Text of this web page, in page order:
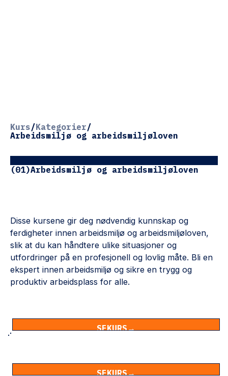
Kurs/Kategorier/
Arbeidsmiljø og arbeidsmiljøloven
(01)Arbeidsmiljø og arbeidsmiljøloven
Disse kursene gir deg nødvendig kunnskap og
ferdigheter innen arbeidsmiljø og arbeidsmiljøloven,
slik at du kan håndtere ulike situasjoner og
utfordringer på en profesjonell og lovlig måte. Bli en
ekspert innen arbeidsmiljø og sikre en trygg og
produktiv arbeidsplass for alle.
Ansettelse ABC
KURS
SEKURS→
KURS
SEKURS→